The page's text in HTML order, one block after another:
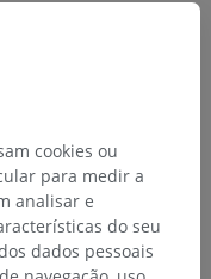
cookies ou
para medir a
analisar e
do seu
dados pessoais